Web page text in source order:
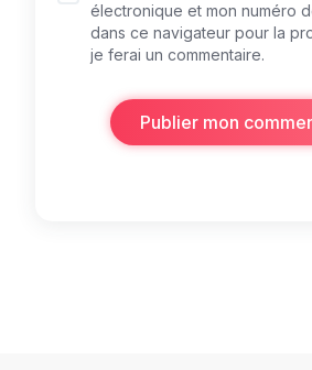
électronique et mon numéro
dans ce navigateur pour la
je ferai un commentaire.
Publier mon